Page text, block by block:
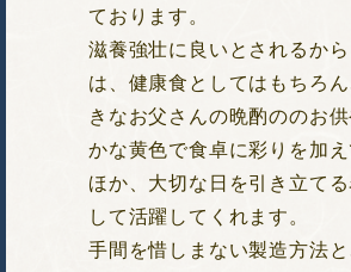
ております。
滋養強壮に良いとされるか
は、健康食としてはもちろ
きなお父さんの晩酌ののお
かな黄色で食卓に彩りを加
ほか、大切な日を引き立てる
して活躍してくれます。
手間を惜しまない製造方法